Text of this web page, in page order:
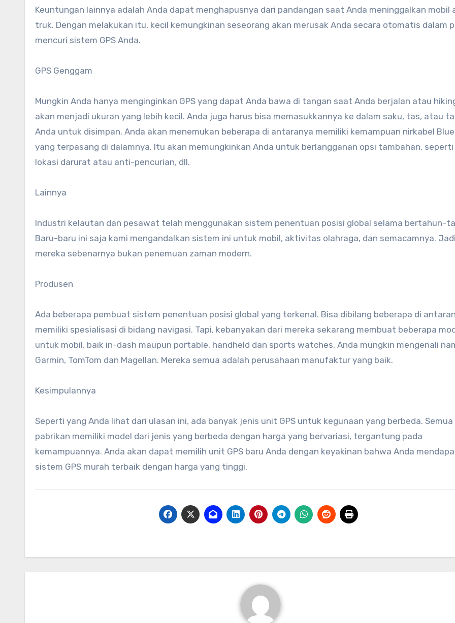
Keuntungan lainnya adalah Anda dapat menghapusnya dari pandangan saat Anda meninggalkan mobil
truk. Dengan melakukan itu, kecil kemungkinan seseorang akan merusak Anda secara otomatis dalam
mencuri sistem GPS Anda.
GPS Genggam
Mungkin Anda hanya menginginkan GPS yang dapat Anda bawa di tangan saat Anda berjalan atau
akan menjadi ukuran yang lebih kecil. Anda juga harus bisa memasukkannya ke dalam saku, tas, atau
Anda untuk disimpan. Anda akan menemukan beberapa di antaranya memiliki kemampuan nirkabel
yang terpasang di dalamnya. Itu akan memungkinkan Anda untuk berlangganan opsi tambahan, seperti
lokasi darurat atau anti-pencurian, dll.
Lainnya
Industri kelautan dan pesawat telah menggunakan sistem penentuan posisi global selama bertahun-
Baru-baru ini saja kami mengandalkan sistem ini untuk mobil, aktivitas olahraga, dan semacamnya.
mereka sebenarnya bukan penemuan zaman modern.
Produsen
Ada beberapa pembuat sistem penentuan posisi global yang terkenal. Bisa dibilang beberapa di
memiliki spesialisasi di bidang navigasi. Tapi, kebanyakan dari mereka sekarang membuat beberapa
untuk mobil, baik in-dash maupun portable, handheld dan sports watches. Anda mungkin mengenali
Garmin, TomTom dan Magellan. Mereka semua adalah perusahaan manufaktur yang baik.
Kesimpulannya
Seperti yang Anda lihat dari ulasan ini, ada banyak jenis unit GPS untuk kegunaan yang berbeda. Semua
pabrikan memiliki model dari jenis yang berbeda dengan harga yang bervariasi, tergantung pada
kemampuannya. Anda akan dapat memilih unit GPS baru Anda dengan keyakinan bahwa Anda
sistem GPS murah terbaik dengan harga yang tinggi.